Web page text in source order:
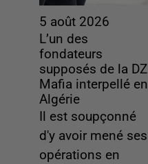
5 août 2026
L’un des
fondateurs
supposés de la DZ
Mafia interpellé en
Algérie
Il est soupçonné
d'y avoir mené ses
opérations en